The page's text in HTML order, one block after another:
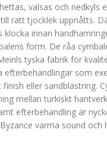
valsas och nedkyls
rätt tjocklek uppnåtts.
klocka innan
form. De råa
tyska fabrik för
efterbehandlingar som
eller sandblästring.
mellan turkiskt
efterbehandling är
varma sound och